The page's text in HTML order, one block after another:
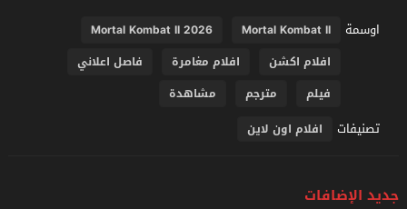
اوسمة
Mortal Kombat II
Mortal Kombat II 2026
افلام اكشن
افلام مغامرة
فاصل اعلاني
فيلم
مترجم مشاهدة
تصنيفات افلام اون لاين
جديد الإضافات